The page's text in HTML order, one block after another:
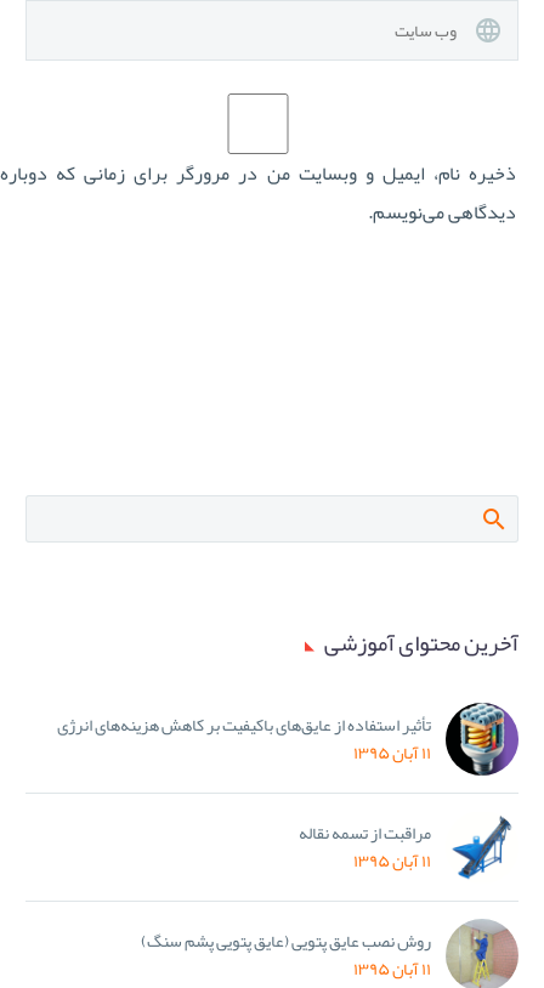
ذخیره نام، ایمیل و وبسایت من در مرورگر برای زمانی که دوباره
دیدگاهی می‌نویسم.
آخرین محتوای آموزشی
تأثیر استفاده از عایق‌های باکیفیت بر کاهش هزینه‌های انرژی
۱۱ آبان ۱۳۹۵
مراقبت از تسمه نقاله
۱۱ آبان ۱۳۹۵
روش نصب عایق پتویی (عایق پتویی پشم سنگ)
۱۱ آبان ۱۳۹۵